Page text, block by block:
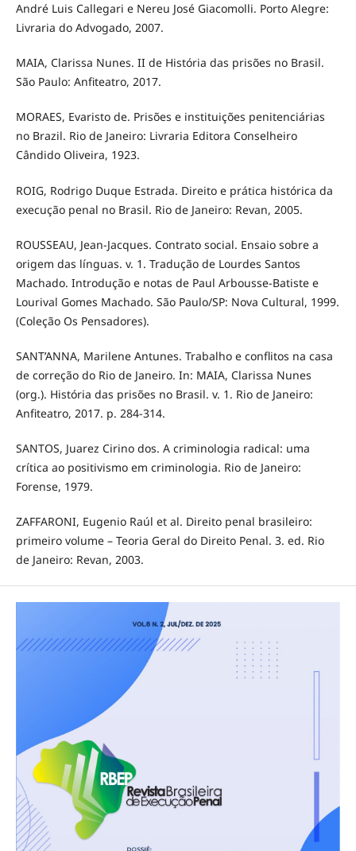
André Luis Callegari e Nereu José Giacomolli. Porto Alegre:
Livraria do Advogado, 2007.
MAIA, Clarissa Nunes. II de História das prisões no Brasil.
São Paulo: Anfiteatro, 2017.
MORAES, Evaristo de. Prisões e instituições penitenciárias
no Brazil. Rio de Janeiro: Livraria Editora Conselheiro
Cândido Oliveira, 1923.
ROIG, Rodrigo Duque Estrada. Direito e prática histórica da
execução penal no Brasil. Rio de Janeiro: Revan, 2005.
ROUSSEAU, Jean-Jacques. Contrato social. Ensaio sobre a
origem das línguas. v. 1. Tradução de Lourdes Santos
Machado. Introdução e notas de Paul Arbousse-Batiste e
Lourival Gomes Machado. São Paulo/SP: Nova Cultural, 1999.
(Coleção Os Pensadores).
SANT’ANNA, Marilene Antunes. Trabalho e conflitos na casa
de correção do Rio de Janeiro. In: MAIA, Clarissa Nunes
(org.). História das prisões no Brasil. v. 1. Rio de Janeiro:
Anfiteatro, 2017. p. 284-314.
SANTOS, Juarez Cirino dos. A criminologia radical: uma
crítica ao positivismo em criminologia. Rio de Janeiro:
Forense, 1979.
ZAFFARONI, Eugenio Raúl et al. Direito penal brasileiro:
primeiro volume – Teoria Geral do Direito Penal. 3. ed. Rio
de Janeiro: Revan, 2003.